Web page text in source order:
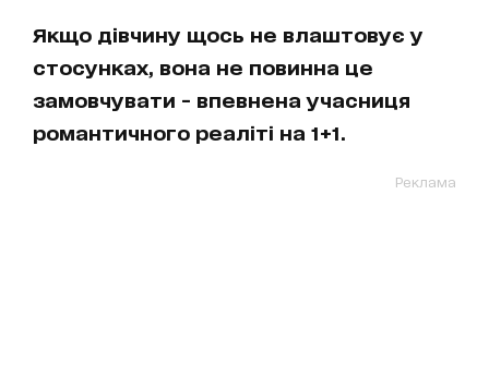
Якщо дівчину щось не влаштовує у
стосунках, вона не повинна це
замовчувати - впевнена учасниця
романтичного реаліті на 1+1.
Реклама